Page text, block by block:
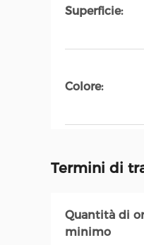
Superficie:
Colore:
Termini di
Quantità di
minimo